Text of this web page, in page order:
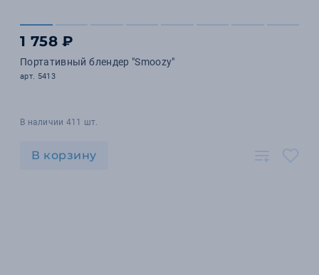
1 758 ₽
Портативный блендер "Smoozy"
арт. 5413
В наличии 411 шт.
В корзину